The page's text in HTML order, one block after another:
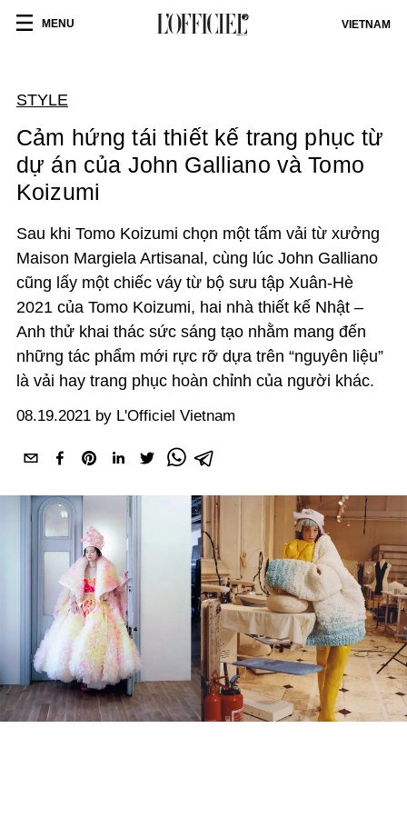
MENU VIETNAM
STYLE
Cảm hứng tái thiết kế trang phục từ
dự án của John Galliano và Tomo
Koizumi
Sau khi Tomo Koizumi chọn một tấm vải từ xưởng
Maison Margiela Artisanal, cùng lúc John Galliano
cũng lấy một chiếc váy từ bộ sưu tập Xuân-Hè
2021 của Tomo Koizumi, hai nhà thiết kế Nhật –
Anh thử khai thác sức sáng tạo nhằm mang đến
những tác phẩm mới rực rỡ dựa trên “nguyên liệu”
là vải hay trang phục hoàn chỉnh của người khác.
08.19.2021 by L'Officiel Vietnam